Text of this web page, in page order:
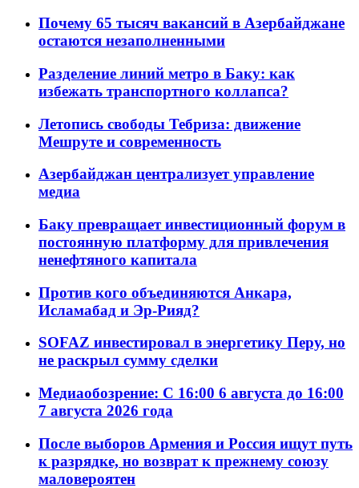
Почему 65 тысяч вакансий в Азербайджане
остаются незаполненными
Разделение линий метро в Баку: как
избежать транспортного коллапса?
Летопись свободы Тебриза: движение
Мешруте и современность
Азербайджан централизует управление
медиа
Баку превращает инвестиционный форум в
постоянную платформу для привлечения
ненефтяного капитала
Против кого объединяются Анкара,
Исламабад и Эр-Рияд?
SOFAZ инвестировал в энергетику Перу, но
не раскрыл сумму сделки
Медиаобозрение: С 16:00 6 августа до 16:00
7 августа 2026 года
После выборов Армения и Россия ищут путь
к разрядке, но возврат к прежнему союзу
маловероятен